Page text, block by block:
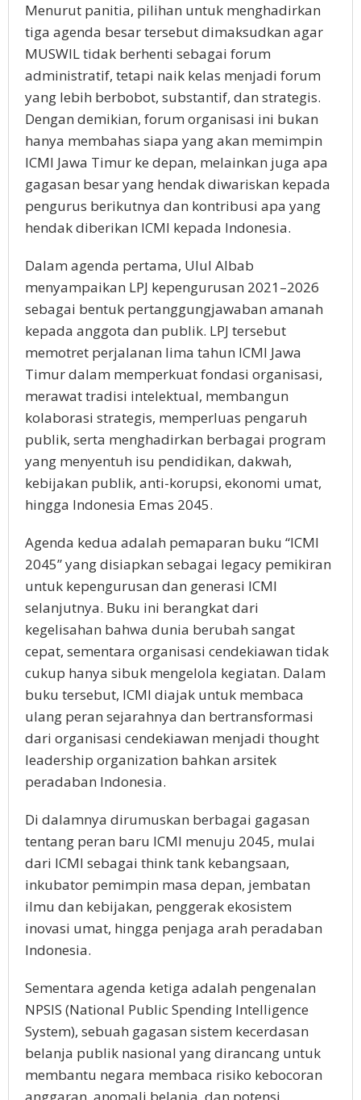
Menurut panitia, pilihan untuk menghadirkan
tiga agenda besar tersebut dimaksudkan agar
MUSWIL tidak berhenti sebagai forum
administratif, tetapi naik kelas menjadi forum
yang lebih berbobot, substantif, dan strategis.
Dengan demikian, forum organisasi ini bukan
hanya membahas siapa yang akan memimpin
ICMI Jawa Timur ke depan, melainkan juga apa
gagasan besar yang hendak diwariskan kepada
pengurus berikutnya dan kontribusi apa yang
hendak diberikan ICMI kepada Indonesia.
Dalam agenda pertama, Ulul Albab
menyampaikan LPJ kepengurusan 2021–2026
sebagai bentuk pertanggungjawaban amanah
kepada anggota dan publik. LPJ tersebut
memotret perjalanan lima tahun ICMI Jawa
Timur dalam memperkuat fondasi organisasi,
merawat tradisi intelektual, membangun
kolaborasi strategis, memperluas pengaruh
publik, serta menghadirkan berbagai program
yang menyentuh isu pendidikan, dakwah,
kebijakan publik, anti-korupsi, ekonomi umat,
hingga Indonesia Emas 2045.
Agenda kedua adalah pemaparan buku “ICMI
2045” yang disiapkan sebagai legacy pemikiran
untuk kepengurusan dan generasi ICMI
selanjutnya. Buku ini berangkat dari
kegelisahan bahwa dunia berubah sangat
cepat, sementara organisasi cendekiawan tidak
cukup hanya sibuk mengelola kegiatan. Dalam
buku tersebut, ICMI diajak untuk membaca
ulang peran sejarahnya dan bertransformasi
dari organisasi cendekiawan menjadi thought
leadership organization bahkan arsitek
peradaban Indonesia.
Di dalamnya dirumuskan berbagai gagasan
tentang peran baru ICMI menuju 2045, mulai
dari ICMI sebagai think tank kebangsaan,
inkubator pemimpin masa depan, jembatan
ilmu dan kebijakan, penggerak ekosistem
inovasi umat, hingga penjaga arah peradaban
Indonesia.
Sementara agenda ketiga adalah pengenalan
NPSIS (National Public Spending Intelligence
System), sebuah gagasan sistem kecerdasan
belanja publik nasional yang dirancang untuk
membantu negara membaca risiko kebocoran